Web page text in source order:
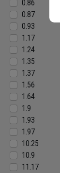
0.86
0.87
0.93
1.17
1.24
1.35
1.37
1.56
1.64
1.9
1.93
1.97
10.25
10.9
11.17